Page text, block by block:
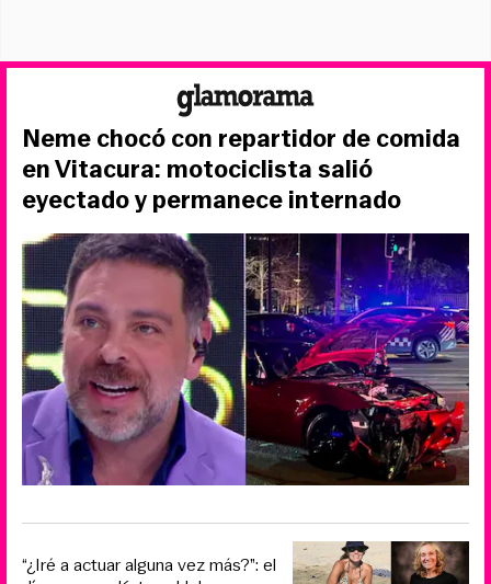
Neme chocó con repartidor de comida
en Vitacura: motociclista salió
eyectado y permanece internado
“¿Iré a actuar alguna vez más?”: el